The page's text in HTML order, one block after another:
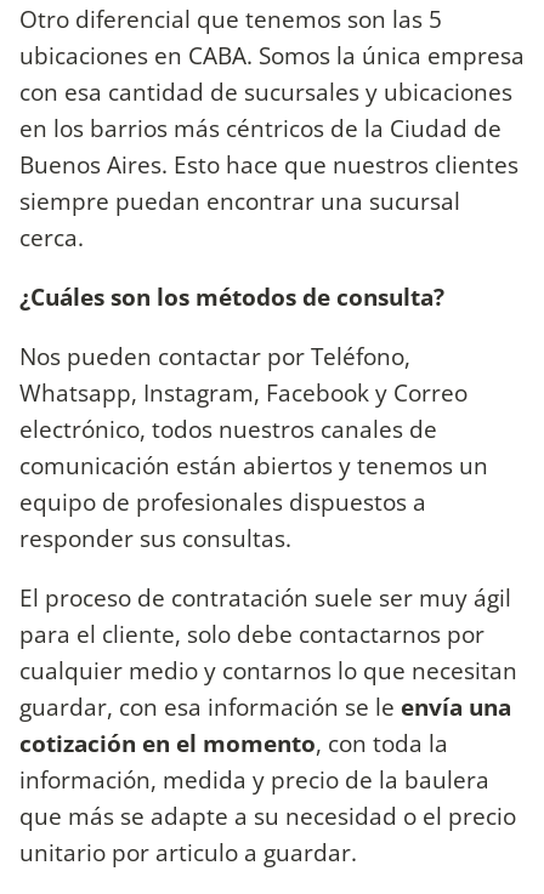
Otro diferencial que tenemos son las 5
ubicaciones en CABA. Somos la única empresa
con esa cantidad de sucursales y ubicaciones
en los barrios más céntricos de la Ciudad de
Buenos Aires. Esto hace que nuestros clientes
siempre puedan encontrar una sucursal
cerca.
¿Cuáles son los métodos de consulta?
Nos pueden contactar por Teléfono,
Whatsapp, Instagram, Facebook y Correo
electrónico, todos nuestros canales de
comunicación están abiertos y tenemos un
equipo de profesionales dispuestos a
responder sus consultas.
El proceso de contratación suele ser muy ágil
para el cliente, solo debe contactarnos por
cualquier medio y contarnos lo que necesitan
guardar, con esa información se le envía una
cotización en el momento, con toda la
información, medida y precio de la baulera
que más se adapte a su necesidad o el precio
unitario por articulo a guardar.